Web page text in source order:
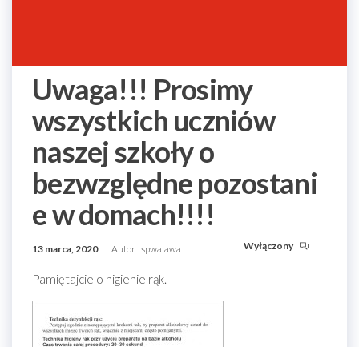
Uwaga!!! Prosimy
wszystkich uczniów
naszej szkoły o
bezwzględne pozostani
e w domach!!!!
13 marca, 2020 Autor spwalawa Wyłączony
Pamiętajcie o higienie rąk.